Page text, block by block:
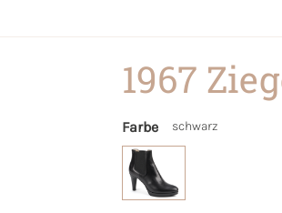
1967
Farbe schwarz